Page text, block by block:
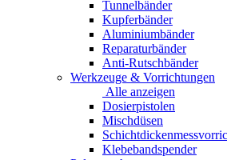
Tunnelbänder
Kupferbänder
Aluminiumbänder
Reparaturbänder
Anti-Rutschbänder
Werkzeuge & Vorrichtungen
Alle anzeigen
Dosierpistolen
Mischdüsen
Klebebandspender